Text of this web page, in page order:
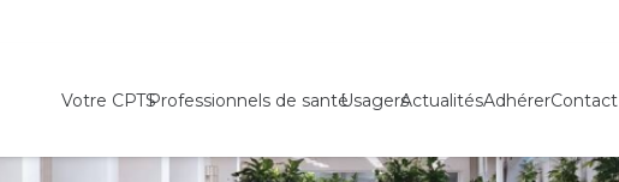
Votre CPTSProfessionnels de santéUsagersActualitésAdhérerContact